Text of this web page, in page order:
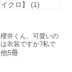
櫻井くん、可愛いの
は衣装ですか?私で
すか?【マイクロ】
他5冊